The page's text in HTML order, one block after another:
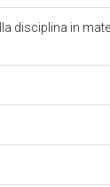
disciplina in